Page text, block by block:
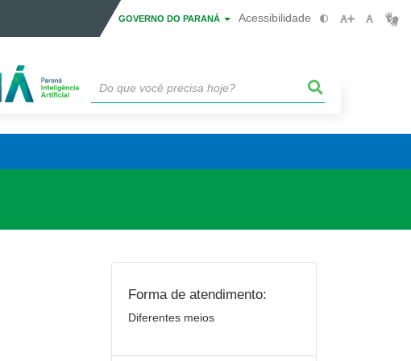
GOVERNO DO PARANÁ Acessibilidade
Forma de atendimento:
Diferentes meios